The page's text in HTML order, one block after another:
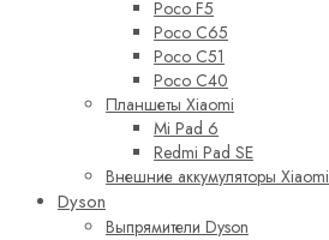
Poco F5
Poco C65
Poco C51
Poco C40
Планшеты Xiaomi
Mi Pad 6
Redmi Pad SE
Внешние аккумуляторы Xiaomi
Dyson
Выпрямители Dyson